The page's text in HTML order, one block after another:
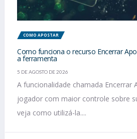
COMO APOSTAR
Como funciona o recurso Encerrar
a ferramenta
5 DE AGOSTO DE 2026
A funcionalidade chamada Encerrar
jogador com maior controle sobre
veja como utilizá-la....